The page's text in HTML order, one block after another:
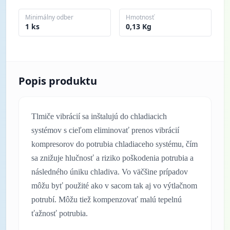
Minimálny odber
1 ks
Hmotnosť
0,13 Kg
Popis produktu
Tlmiče vibrácií sa inštalujú do chladiacich
systémov s cieľom eliminovať prenos vibrácií
kompresorov do potrubia chladiaceho systému, čím
sa znižuje hlučnosť a riziko poškodenia potrubia a
následného úniku chladiva. Vo väčšine prípadov
môžu byť použité ako v sacom tak aj vo výtlačnom
potrubí. Môžu tiež kompenzovať malú tepelnú
ťažnosť potrubia.